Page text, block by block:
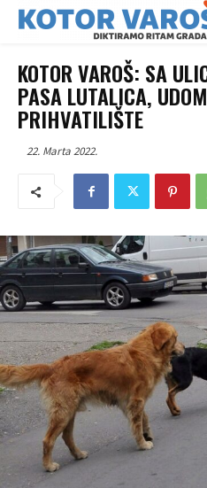
KOTOR VAROŠ: SA
PASA LUTALICA,
PRIHVATILIŠTE
22. Marta 2022.